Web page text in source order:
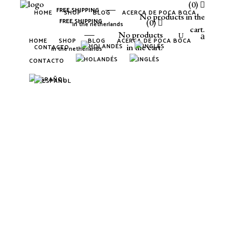
HOME SHOP BLOG ACERCA DE POCA BOCA
CONTACTO
FREE SHIPPING
in the netherlands
(0)
No products
in the cart.
HOME SHOP BLOG ACERCA DE POCA BOCA
CONTACTO
FREE SHIPPING
in the netherlands
(0)
No products in the
cart.